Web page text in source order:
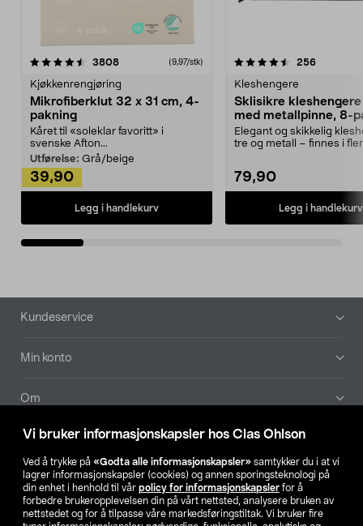
Vi bruker informasjonskapsler hos Clas Ohlson
Ved å trykke på «Godta alle informasjonskapsler» samtykker du i at vi
lagrer informasjonskapsler (cookies) og annen sporingsteknologi på
din enhet i henhold til vår policy for informasjonskapsler for å
forbedre brukeropplevelsen din på vårt nettsted, analysere bruken av
nettstedet og for å tilpasse våre markedsføringstiltak. Vi bruker fire
3808anmeldelser(9,97/stk)
Kjøkkenrengjøring
Mikrofiberklut 32 x 31 cm, 4-
pakning
Kåret til «soleklar favoritt» i
svenske Afton...
Utførelse: Grå/beige
39,90
Legg i handlekurv
4.5av 5 stjerner 256
Kleshengere
Sklisikre
med metallpinne, 8-
Elegant og skikkelig
tre og metall – finnes i
79,90
Legg i handlekurv
4.5av 5 stjerner
Bunntekst
Kundeservice
Min konto
Om
Aktuelt
Våre selskaper
Finn din butikk